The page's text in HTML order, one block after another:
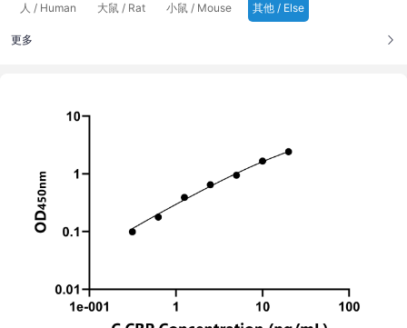
人 / Human
大鼠 / Rat 小鼠 / Mouse 其他 / Else
更多